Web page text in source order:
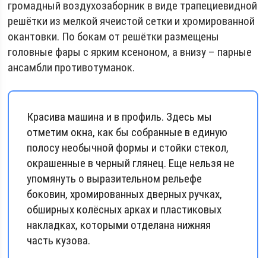
громадный воздухозаборник в виде трапециевидной
решётки из мелкой ячеистой сетки и хромированной
окантовки. По бокам от решётки размещены
головные фары с ярким ксеноном, а внизу – парные
ансамбли противотуманок.
Красива машина и в профиль. Здесь мы
отметим окна, как бы собранные в единую
полосу необычной формы и стойки стекол,
окрашенные в черный глянец. Еще нельзя не
упомянуть о выразительном рельефе
боковин, хромированных дверных ручках,
обширных колёсных арках и пластиковых
накладках, которыми отделана нижняя
часть кузова.